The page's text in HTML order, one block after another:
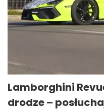
Lamborghini
drodze –